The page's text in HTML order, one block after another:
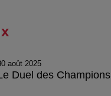
août 2025
Duel des Champions